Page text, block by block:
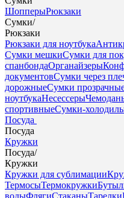
ШопперыРюкзаки
Сумки/
Рюкзаки
Рюкзаки для ноутбука
Сумки мешкиСумки для
спанбондаОрганайзеры
документовСумки через
дорожныеСумки
ноутбукаНесессеры
спортивныеСумки-
Посуда
Посуда
Кружки
Посуда/
Кружки
Кружки для сублимации
ТермосыТермокружки
водыФлягиСтаканыТарелки